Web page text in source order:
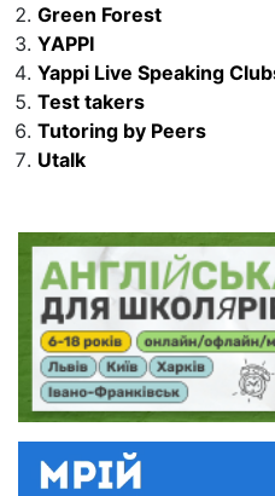
Green Forest
YAPPI
Yappi Live Speaking
Test takers
Tutoring by Peers
Utalk